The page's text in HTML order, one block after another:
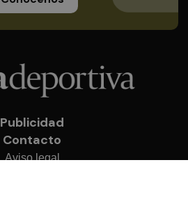
Publicidad
Contacto
Aviso legal